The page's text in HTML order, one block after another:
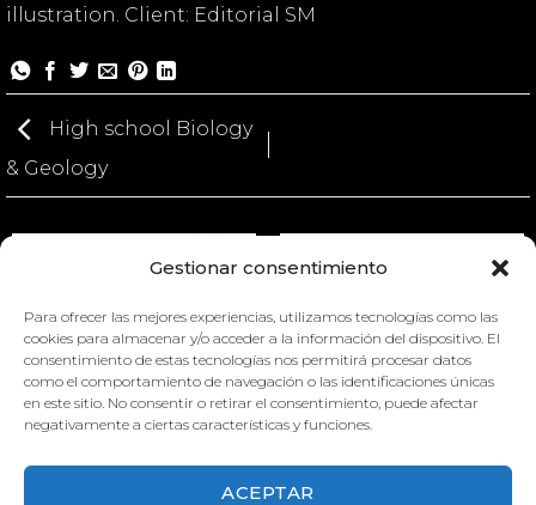
Gestionar consentimiento
Para ofrecer las mejores experiencias, utilizamos tecnologías como las
cookies para almacenar y/o acceder a la información del dispositivo. El
consentimiento de estas tecnologías nos permitirá procesar datos
como el comportamiento de navegación o las identificaciones únicas
en este sitio. No consentir o retirar el consentimiento, puede afectar
negativamente a ciertas características y funciones.
ACEPTAR
illustration. Client: Editorial SM
High school Biology
& Geology
HIGH SCHOOL BIOLOGY &
GEOLOGY
HIGH SCHOOL BIOLOGY &
GEOLOGY